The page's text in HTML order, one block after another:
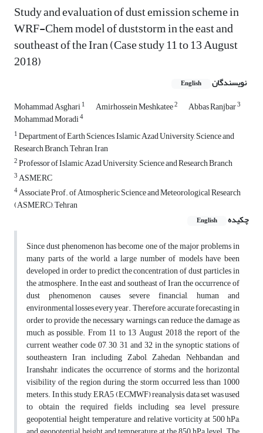
Study and evaluation of dust emission scheme in
WRF-Chem model of duststorm in the east and
southeast of the Iran (Case study 11 to 13 August
2018)
نویسندگان English
Mohammad Asghari1 Amirhossein Meshkatee2 Abbas Ranjbar3
Mohammad Moradi4
1Department of Earth Sciences, Islamic Azad University, Science and
Research Branch, Tehran, Iran
2Professor of Islamic Azad University, Science and Research Branch
3ASMERC
4Associate Prof. of Atmospheric Science and Meteorological Research
(ASMERC), Tehran
چکیده
English
Since dust phenomenon has become one of the major problems in
many parts of the world, a large number of models have been
developed in order to predict the concentration of dust particles in
the atmosphere. In the east and southeast of Iran, the occurrence of
dust phenomenon causes severe financial, human and
environmental losses every year. Therefore, accurate forecasting in
order to provide the necessary warnings can reduce the damage as
much as possible. From 11 to 13 August 2018 the report of the
current weather code 07, 30, 31 and 32 in the synoptic stations of
southeastern Iran, including Zabol, Zahedan, Nehbandan and
Iranshahr, indicates the occurrence of storms and the horizontal
visibility of the region during the storm occurred less than 1000
meters. In this study, ERA5 (ECMWF) reanalysis data set was used
to obtain the required fields including sea level pressure,
geopotential height, temperature and relative vorticity at 500 hPa,